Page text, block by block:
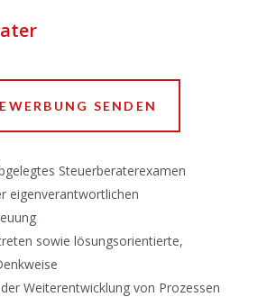
SENDEN
Steuerberaterexamen
eigenverantwortlichen
sowie lösungsorientierte,
Weiterentwicklung von Prozessen